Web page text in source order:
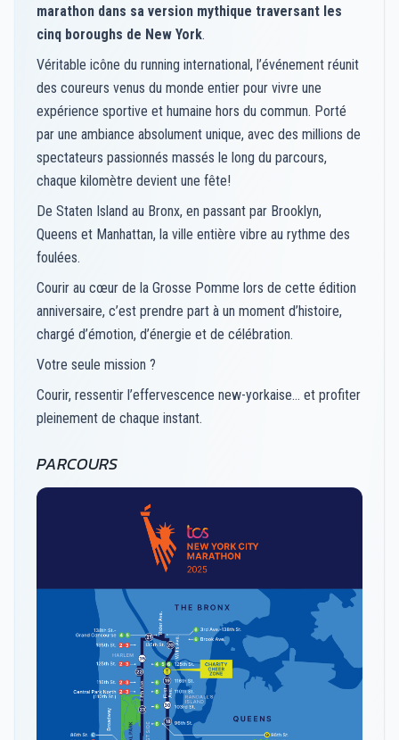
marathon dans sa version mythique traversant les
cinq boroughs de New York.
Véritable icône du running international, l’événement réunit
des coureurs venus du monde entier pour vivre une
expérience sportive et humaine hors du commun. Porté
par une ambiance absolument unique, avec des millions de
spectateurs passionnés massés le long du parcours,
chaque kilomètre devient une fête!
De Staten Island au Bronx, en passant par Brooklyn,
Queens et Manhattan, la ville entière vibre au rythme des
foulées.
Courir au cœur de la Grosse Pomme lors de cette édition
anniversaire, c’est prendre part à un moment d’histoire,
chargé d’émotion, d’énergie et de célébration.
Votre seule mission ?
Courir, ressentir l’effervescence new-yorkaise… et profiter
pleinement de chaque instant.
PARCOURS